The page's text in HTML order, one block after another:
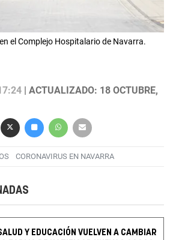
el Complejo Hospitalario de Navarra.
| ACTUALIZADO: 18 OCTUBRE,
CORONAVIRUS EN NAVARRA
Y EDUCACIÓN VUELVEN A CAMBIAR